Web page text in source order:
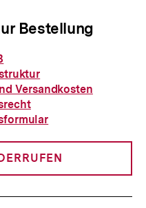
Bestellung
Versandkosten